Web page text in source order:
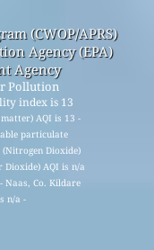
(CWOP/APRS)
Agency (EPA)
Agency
Pollution
index is 13
AQI is 13 -
particulate
(Nitrogen Dioxide)
Dioxide) AQI is n/a
Naas, Co. Kildare
n/a -